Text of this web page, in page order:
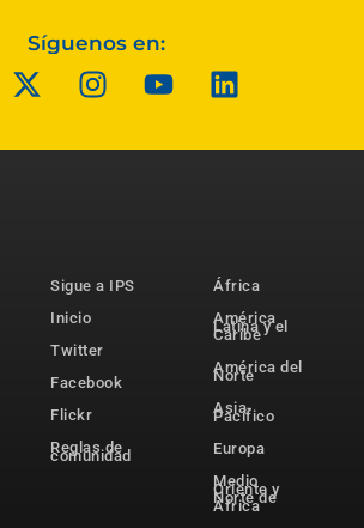
Síguenos en:
Sigue a IPS
Inicio
Twitter
Facebook
Flickr
Reglas de
comunidad
África
América
Latina y el
Caribe
América del
Norte
Asia-
Pacífico
Europa
Medio
Oriente y
Norte de
África